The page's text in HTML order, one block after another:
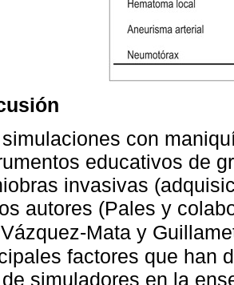
con
educativos de
invasivas
autores (Pales y
Mata y
factores que han
simuladores en la